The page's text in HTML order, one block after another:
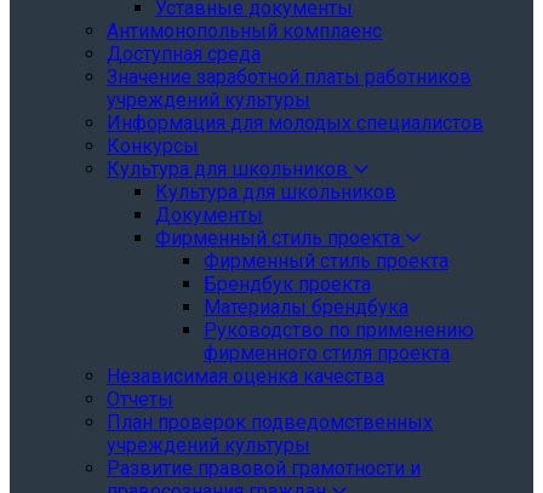
Уставные документы
Антимонопольный комплаенс
Доступная среда
Значение заработной платы работников
учреждений культуры
Информация для молодых специалистов
Конкурсы
Культура для школьников
Культура для школьников
Документы
Фирменный стиль проекта
Фирменный стиль проекта
Брендбук проекта
Материалы брендбука
Руководство по применению
фирменного стиля проекта
Независимая оценка качества
Отчеты
План проверок подведомственных
учреждений культуры
Развитие правовой грамотности и